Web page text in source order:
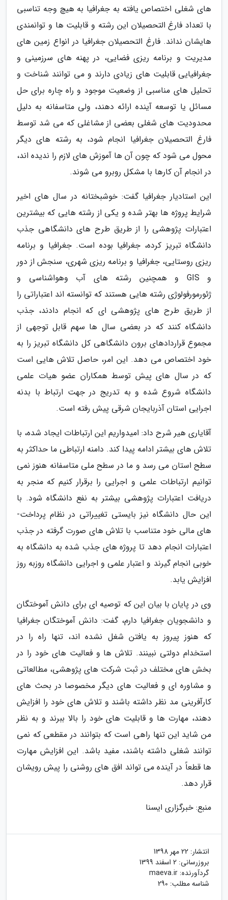
های شغلی اختصاص یافته به جغرافیا به هیچ وجه تناسبی
با تعداد فارغ التحصیلان این رشته و قابلیت ها و توانمندی
هایشان نداند. فارغ التحصیلان جغرافیا در انواع زمین های
مدیریت و برنامه­ ریزی فضایی، در پهنه های سرزمینی و
جغرافیایی قابلیت های زیادی دارند و می توانند شناخت و
تحلیل های مناسبی از وضعیت موجود و راه چاره برای حل
مسائل یا توسعه آینده ارائه دهند، ولی متاسفانه به دلیل
محدودیت های شغلی بعضی از مشاغلی که می شد توسط
فارغ التحصیلان جغرافیا انجام شود، به رشته های دیگر
محول می شود که چون آن ها آموزش های لازم را ندیده اند،
در انجام آن کارها با مشکل روبرو می شوند.
این استادیار جغرافیا گفت: خوشبختانه در سال های اخیر
شرایط پروژه ها بهتر شده و یکی از رشته هایی که بیشترین
اعتبارات پژوهشی را از طریق طرح های دانشگاهی جذب
دانشگاه تبریز کرده، جغرافیا بوده است. جغرافیا و برنامه
ریزی روستایی، جغرافیا و برنامه ریزی شهری، سنجش از دور
و GIS و همچنین رشته های آب وهواشناسی و
ژئورمورفولوژی رشته هایی هستند که توانسته­ اند اعتباراتی را
از طریق طرح های پژوهشی ای که انجام دادند، جذب
دانشگاه کنند که در بعضی سال­ ها سهم قابل توجهی از
مجموع قراردادهای برون ­دانشگاهی کل دانشگاه تبریز را به
خود اختصاص می ­دهد. این امر، حاصل تلاش هایی است
که در سال های پیش توسط همکاران عضو هیات علمی
دانشگاه شروع شده و به تدریج در جهت ارتباط با بدنه
اجرایی استان آذربایجان شرقی پیش رفته است.
آقایاری هیر شرح داد: امیدواریم این ارتباطات ایجاد شده، با
تلاش های بیشتر ادامه پیدا کند. دامنه ارتباطی ما حداکثر به
سطح استان می رسد و ما در سطح ملی متاسفانه هنوز نمی
توانیم ارتباطات علمی و اجرایی را برقرار کنیم که منجر به
دریافت اعتبارات پژوهشی بیشتر به نفع دانشگاه شود. با
این حال دانشگاه نیز بایستی تغییراتی در نظام پرداخت­
های مالی خود متناسب با تلاش ­های صورت گرفته در جذب
اعتبارات انجام دهد تا پروژه ­های جذب شده به دانشگاه به
خوبی انجام گیرند و اعتبار علمی و اجرایی دانشگاه روزبه ­روز
افزایش یابد.
وی در پایان با بیان این که توصیه ای برای دانش آموختگان
و دانشجویان جغرافیا دارم، گفت: دانش آموختگان جغرافیا
که هنوز پیروز به یافتن شغل نشده اند، تنها راه را در
استخدام دولتی نبینند. تلاش ها و فعالیت های خود را در
بخش های مختلف در ثبت شرکت های پژوهشی، مطالعاتی
و مشاوره ای و فعالیت های دیگر مخصوصا در بحث های
کارآفرینی مد نظر داشته باشند و تلاش های خود را افزایش
دهند، مهارت ها و قابلیت های خود را بالا ببرند و به نظر
من شاید این تنها راهی است که بتوانند در مقطعی که نمی
توانند شغلی داشته باشند، مفید باشد. این افزایش مهارت
ها قطعاً در آینده می ­تواند افق های روشنی را پیش رویشان
قرار دهد.
منبع: خبرگزاری ایسنا
انتشار: 22 مهر 1398
بروزرسانی: 2 اسفند 1399
گردآورنده: maeva.ir
شناسه مطلب: 290